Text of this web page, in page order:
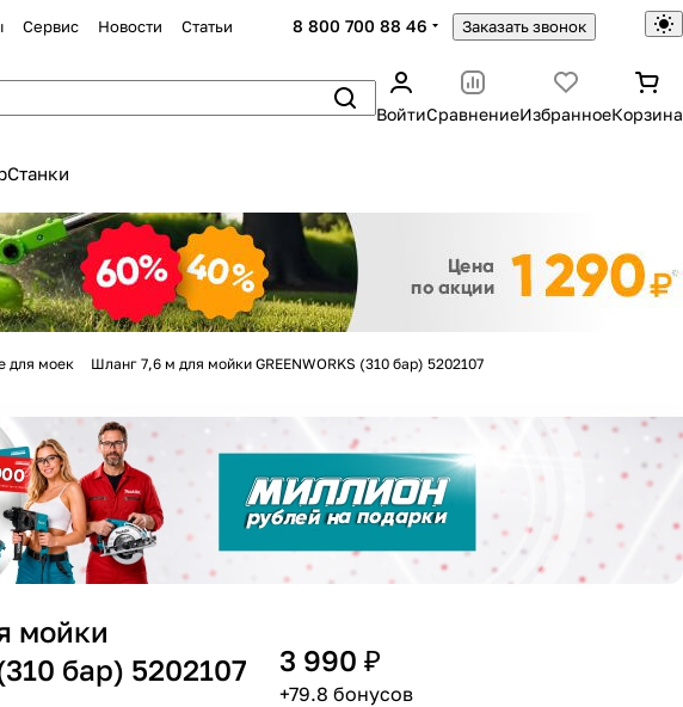
Сервис Новости Статьи 8 800 700 88 46 Заказать звонок
ВойтиСравнениеИзбранноеКорзина
Станки
для моек Шланг 7,6 м для мойки GREENWORKS (310 бар) 5202107
мойки
бар) 5202107
3 990 ₽
+79.8 бонусов